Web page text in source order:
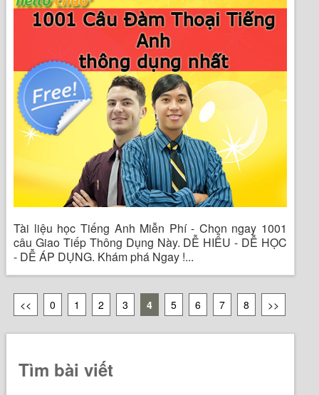
Tài liệu học Tiếng Anh Miễn Phí - Chọn ngay 1001
câu Giao Tiếp Thông Dụng Này. DỄ HIỂU - DỄ HỌC
- DỄ ÁP DỤNG. Khám phá Ngay !...
<< 0 1 2 3 4 5 6 7 8 >>
Tìm bài viết